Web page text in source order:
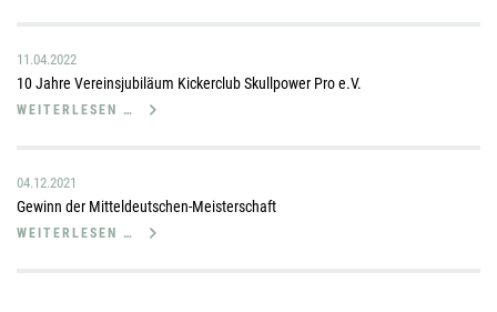
11.04.2022
10 Jahre Vereinsjubiläum Kickerclub Skullpower Pro e.V.
WEITERLESEN …
04.12.2021
Gewinn der Mitteldeutschen-Meisterschaft
WEITERLESEN …